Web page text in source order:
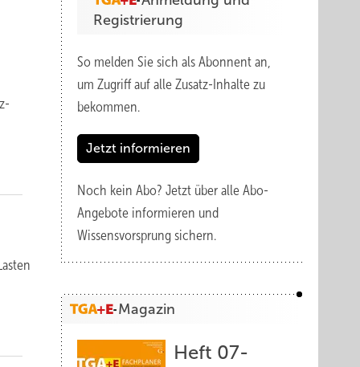
Registrierung
So melden Sie sich als Abonnent an,
um Zugriff auf alle Zusatz-Inhalte zu
bekommen.
Jetzt informieren
Noch kein Abo? Jetzt über alle Abo-
Angebote informieren und
Wissensvorsprung sichern.
Magazin
Heft 07-